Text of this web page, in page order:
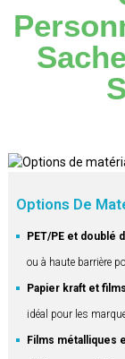
Options De
PET/PE et doublé
ou à haute barrière
Papier kraft et
idéal pour les
Films métalliques